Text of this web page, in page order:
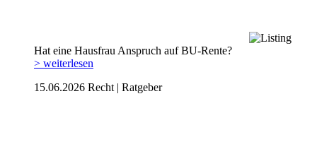
Hat eine Hausfrau Anspruch auf BU-Rente?
> weiterlesen
15.06.2026 Recht | Ratgeber